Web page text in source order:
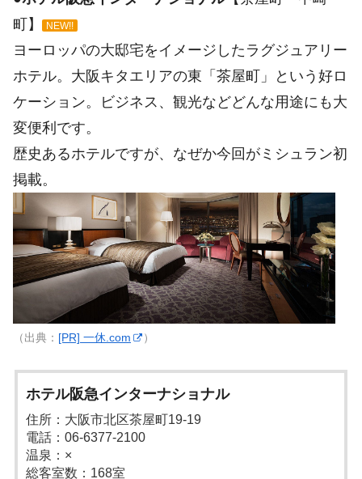
町】
NEW!!
ヨーロッパの大邸宅をイメージしたラグジュアリー
ホテル。大阪キタエリアの東「茶屋町」という好ロ
ケーション。ビジネス、観光などどんな用途にも大
変便利です。
歴史あるホテルですが、なぜか今回がミシュラン初
掲載。
（出典： [PR] 一休.com ）
ホテル阪急インターナショナル
住所：大阪市北区茶屋町19-19
電話：06-6377-2100
温泉：×
総客室数：168室